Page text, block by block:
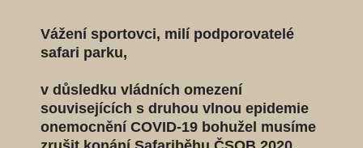
Vážení sportovci, milí podporovatelé
safari parku,
v důsledku vládních omezení
souvisejících s druhou vlnou epidemie
onemocnění COVID-19 bohužel musíme